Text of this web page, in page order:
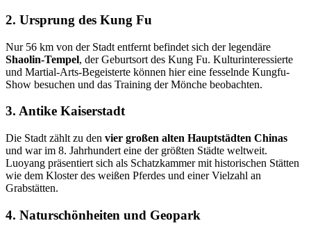
2. Ursprung des Kung Fu
Nur 56 km von der Stadt entfernt befindet sich der legendäre
Shaolin-Tempel, der Geburtsort des Kung Fu. Kulturinteressierte
und Martial-Arts-Begeisterte können hier eine fesselnde Kungfu-
Show besuchen und das Training der Mönche beobachten.
3. Antike Kaiserstadt
Die Stadt zählt zu den vier großen alten Hauptstädten Chinas
und war im 8. Jahrhundert eine der größten Städte weltweit.
Luoyang präsentiert sich als Schatzkammer mit historischen Stätten
wie dem Kloster des weißen Pferdes und einer Vielzahl an
Grabstätten.
4. Naturschönheiten und Geopark